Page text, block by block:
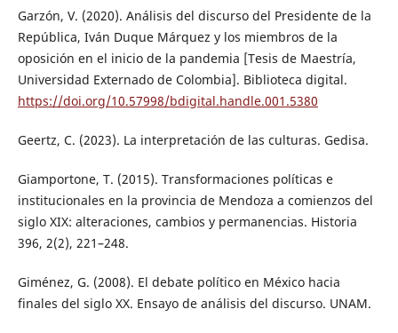
Garzón, V. (2020). Análisis del discurso del Presidente de la
República, Iván Duque Márquez y los miembros de la
oposición en el inicio de la pandemia [Tesis de Maestría,
Universidad Externado de Colombia]. Biblioteca digital.
https://doi.org/10.57998/bdigital.handle.001.5380
Geertz, C. (2023). La interpretación de las culturas. Gedisa.
Giamportone, T. (2015). Transformaciones políticas e
institucionales en la provincia de Mendoza a comienzos del
siglo XIX: alteraciones, cambios y permanencias. Historia
396, 2(2), 221–248.
Giménez, G. (2008). El debate político en México hacia
finales del siglo XX. Ensayo de análisis del discurso. UNAM.